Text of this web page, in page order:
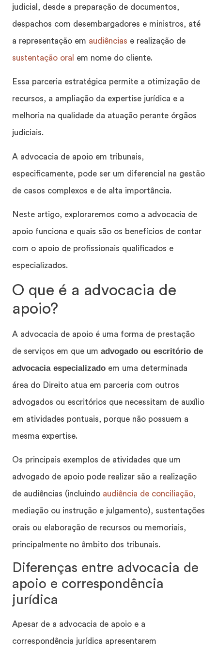
judicial, desde a preparação de documentos,
despachos com desembargadores e ministros, até
a representação em audiências e realização de
sustentação oral em nome do cliente.
Essa parceria estratégica permite a otimização de
recursos, a ampliação da expertise jurídica e a
melhoria na qualidade da atuação perante órgãos
judiciais.
A advocacia de apoio em tribunais,
especificamente, pode ser um diferencial na gestão
de casos complexos e de alta importância.
Neste artigo, exploraremos como a advocacia de
apoio funciona e quais são os benefícios de contar
com o apoio de profissionais qualificados e
especializados.
O que é a advocacia de
apoio?
A advocacia de apoio é uma forma de prestação
de serviços em que um advogado ou escritório de
advocacia especializado em uma determinada
área do Direito atua em parceria com outros
advogados ou escritórios que necessitam de auxílio
em atividades pontuais, porque não possuem a
mesma expertise.
Os principais exemplos de atividades que um
advogado de apoio pode realizar são a realização
de audiências (incluindo audiência de conciliação,
mediação ou instrução e julgamento), sustentações
orais ou elaboração de recursos ou memoriais,
principalmente no âmbito dos tribunais.
Diferenças entre advocacia de
apoio e correspondência
jurídica
Apesar de a advocacia de apoio e a
correspondência jurídica apresentarem